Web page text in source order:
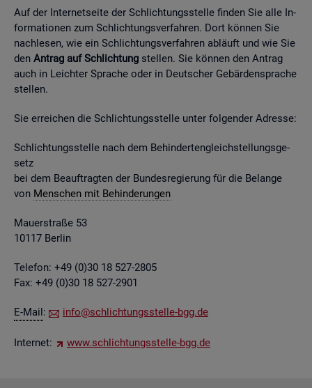
Auf der In­ter­net­sei­te der Schlich­tungs­stel­le fin­den Sie alle In­
for­ma­tio­nen zum Schlich­tungs­ver­fah­ren. Dort kön­nen Sie
nach­le­sen, wie ein Schlich­tungs­ver­fah­ren ab­läuft und wie Sie
den An­trag auf Schlich­tung stel­len. Sie kön­nen den An­trag
auch in Leich­ter Spra­che oder in Deut­scher Ge­bär­den­spra­che
stel­len.
Sie er­rei­chen die Schlich­tungs­stel­le unter fol­gen­der Adres­se:
Schlich­tungs­stel­le nach dem Be­hin­der­ten­gleich­stel­lungs­ge­
setz
bei dem Be­auf­trag­ten der Bun­des­re­gie­rung für die Be­lan­ge
von Men­schen mit Be­hin­de­run­gen
Mau­er­stra­ße 53
10117 Ber­lin
Te­le­fon: +49 (0)30 18 527-2805
Fax: +49 (0)30 18 527-2901
E-Mail: info@​sch​lich​tung​sste​lle-​bgg.​de
In­ter­net: www.​sch​lich​tung​sste​lle-​bgg.​de